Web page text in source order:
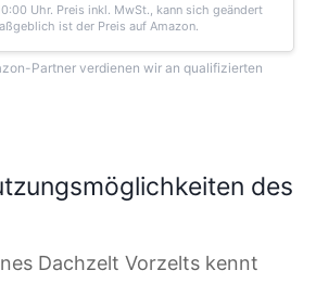
Uhr. Preis inkl. MwSt., kann sich geändert
ist der Preis auf Amazon.
Partner verdienen wir an qualifizierten
des
Dachzelt Vorzelts kennt